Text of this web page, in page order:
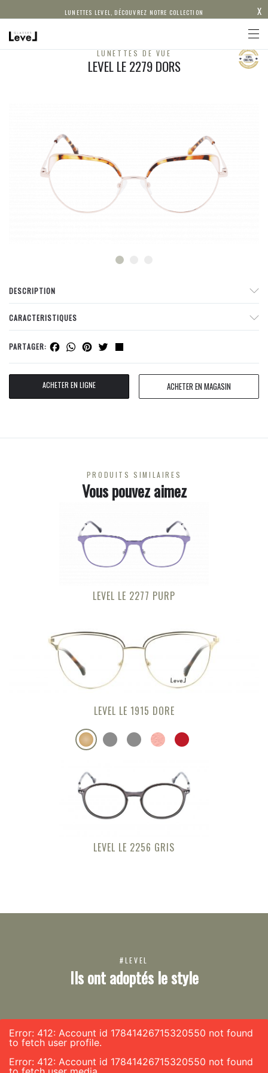
LUNETTES LEVEL, DÉCOUVREZ NOTRE COLLECTION X
LUNETTES DE VUE
LEVEL LE 2279 DORS
DESCRIPTION
CARACTERISTIQUES
PARTAGER: Facebook
WhatsApp
Pinterest
Twitter
ACHETER EN LIGNE ACHETER EN MAGASIN
PRODUITS SIMILAIRES
Vous pouvez aimez
LEVEL LE 2277 PURP
LEVEL LE 1915 DORE
LEVEL LE 2256 GRIS
#LEVEL
Ils ont adoptés le style
Error: 412: Account id 17841426715320550 not found
to fetch user profile.
Error: 412: Account id 17841426715320550 not found